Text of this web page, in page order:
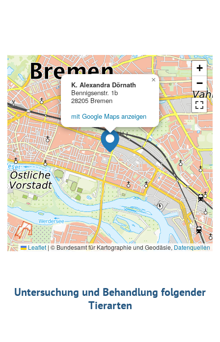
K. Alexandra Dörnath
Bennigsenstr. 1b
28205 Bremen
mit Google Maps anzeigen
×
+
−
Leaflet | © Bundesamt für Kartographie und Geodäsie, Datenquellen
Untersuchung und Behandlung folgender
Tierarten